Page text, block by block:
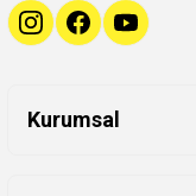
Kurumsal